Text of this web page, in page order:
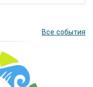
Все события